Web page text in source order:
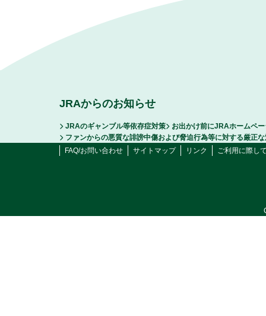
JRAからのお知らせ
JRAのギャンブル等依存症対策
お出かけ前にJRAホームペ
ファンからの悪質な誹謗中傷および脅迫行為等に対する厳正
FAQ/お問い合わせ
サイトマップ リンク ご利用に際し